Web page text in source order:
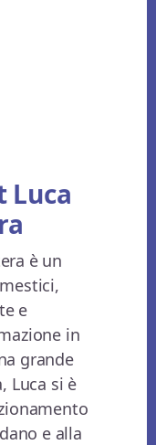
Luca
è un
e
in
grande
Luca si è
e alla